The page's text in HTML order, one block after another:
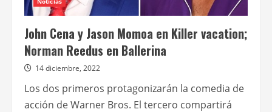
John Cena y Jason Momoa en Killer vacation;
Norman Reedus en Ballerina
14 diciembre, 2022
Los dos primeros protagonizarán la comedia de
acción de Warner Bros. El tercero compartirá